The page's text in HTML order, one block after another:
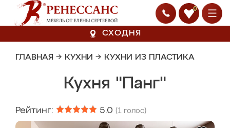
0
СХОДНЯ
ГЛАВНАЯ → КУХНИ → КУХНИ ИЗ ПЛАСТИКА
Кухня "Панг"
Рейтинг: 5.0 (1 голос)